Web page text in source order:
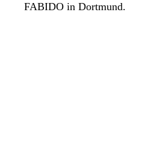
FABIDO in Dortmund.